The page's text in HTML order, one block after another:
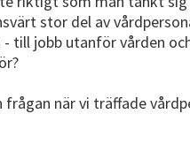
stor del av
- till jobb utanför vården
frågan när vi träffade